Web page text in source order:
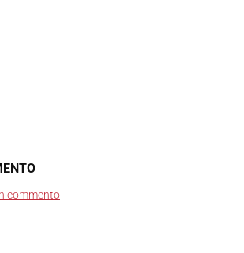
commento